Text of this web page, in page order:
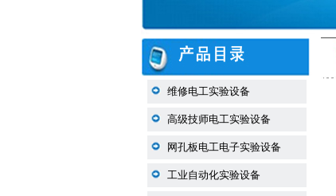
维修电工实验设备
高级技师电工实验设备
网孔板电工电子实验设备
工业自动化实验设备